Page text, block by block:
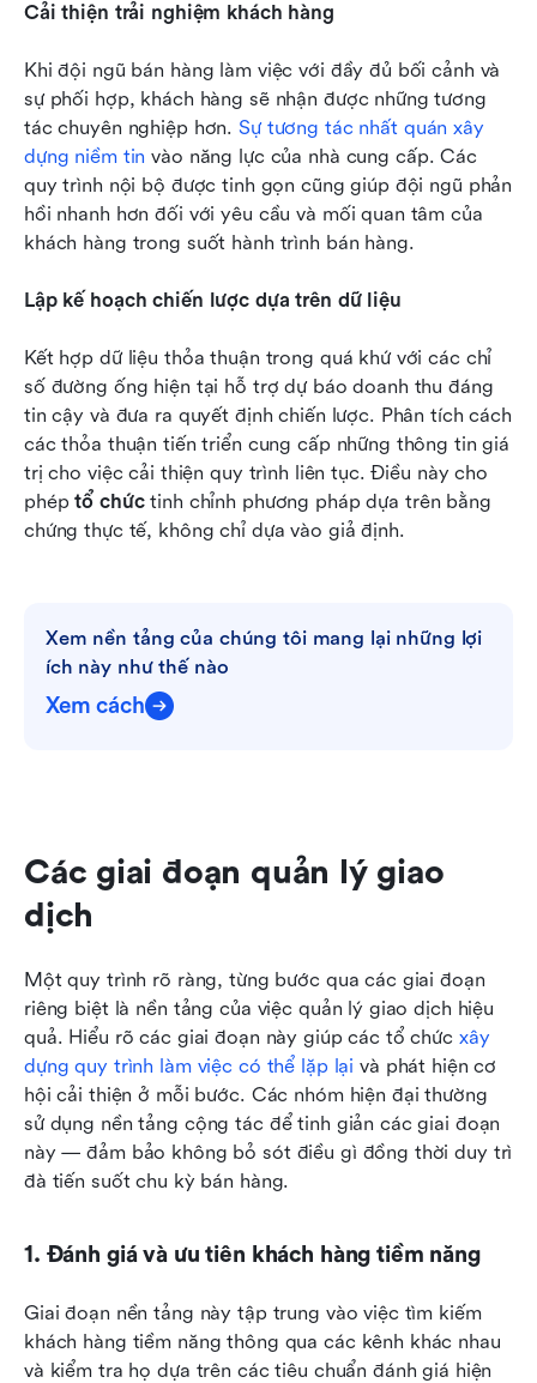
Cải thiện trải nghiệm khách hàng
Khi đội ngũ bán hàng làm việc với đầy đủ bối cảnh và
sự phối hợp, khách hàng sẽ nhận được những tương
tác chuyên nghiệp hơn. Sự tương tác nhất quán xây
dựng niềm tin vào năng lực của nhà cung cấp. Các
quy trình nội bộ được tinh gọn cũng giúp đội ngũ phản
hồi nhanh hơn đối với yêu cầu và mối quan tâm của
khách hàng trong suốt hành trình bán hàng.
Lập kế hoạch chiến lược dựa trên dữ liệu
Kết hợp dữ liệu thỏa thuận trong quá khứ với các chỉ
số đường ống hiện tại hỗ trợ dự báo doanh thu đáng
tin cậy và đưa ra quyết định chiến lược. Phân tích cách
các thỏa thuận tiến triển cung cấp những thông tin giá
trị cho việc cải thiện quy trình liên tục. Điều này cho
phép tổ chức tinh chỉnh phương pháp dựa trên bằng
chứng thực tế, không chỉ dựa vào giả định.
Xem nền tảng của chúng tôi mang lại những lợi
ích này như thế nào
Xem cách
Các giai đoạn quản lý giao
dịch
Một quy trình rõ ràng, từng bước qua các giai đoạn
riêng biệt là nền tảng của việc quản lý giao dịch hiệu
quả. Hiểu rõ các giai đoạn này giúp các tổ chức xây
dựng quy trình làm việc có thể lặp lại và phát hiện cơ
hội cải thiện ở mỗi bước. Các nhóm hiện đại thường
sử dụng nền tảng cộng tác để tinh giản các giai đoạn
này — đảm bảo không bỏ sót điều gì đồng thời duy trì
đà tiến suốt chu kỳ bán hàng.
1. Đánh giá và ưu tiên khách hàng tiềm năng
Giai đoạn nền tảng này tập trung vào việc tìm kiếm
khách hàng tiềm năng thông qua các kênh khác nhau
và kiểm tra họ dựa trên các tiêu chuẩn đánh giá hiện